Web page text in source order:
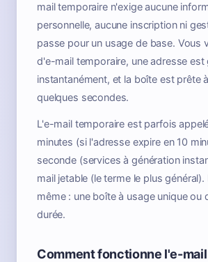
mail temporaire n'exige aucune
personnelle, aucune inscription ni
passe pour un usage de base. Vous
d'e-mail temporaire, une adresse est
instantanément, et la boîte est prête
quelques secondes.
L'e-mail temporaire est parfois
minutes (si l'adresse expire en 10
seconde (services à génération
mail jetable (le terme le plus général).
même : une boîte à usage unique ou
durée.
Comment fonctionne l'e-